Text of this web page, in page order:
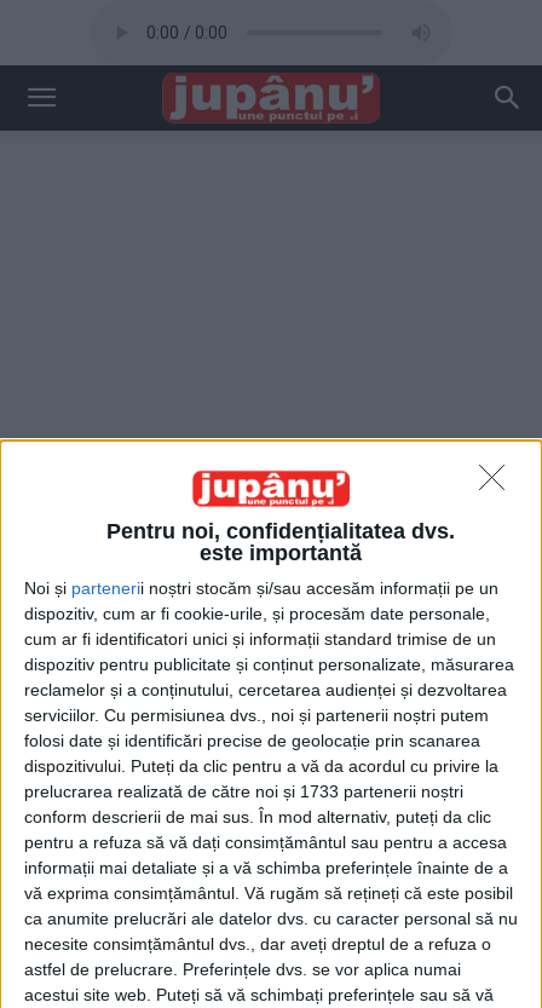
Pentru noi, confidențialitatea dvs.
este importantă
Noi și partenerii noștri stocăm și/sau accesăm informații pe un
dispozitiv, cum ar fi cookie-urile, și procesăm date personale,
cum ar fi identificatori unici și informații standard trimise de un
dispozitiv pentru publicitate și conținut personalizate, măsurarea
reclamelor și a conținutului, cercetarea audienței și dezvoltarea
serviciilor. Cu permisiunea dvs., noi și partenerii noștri putem
folosi date și identificări precise de geolocație prin scanarea
dispozitivului. Puteți da clic pentru a vă da acordul cu privire la
prelucrarea realizată de către noi și 1733 partenerii noștri
conform descrierii de mai sus. În mod alternativ, puteți da clic
pentru a refuza să vă dați consimțământul sau pentru a accesa
informații mai detaliate și a vă schimba preferințele înainte de a
vă exprima consimțământul. Vă rugăm să rețineți că este posibil
ca anumite prelucrări ale datelor dvs. cu caracter personal să nu
necesite consimțământul dvs., dar aveți dreptul de a refuza o
astfel de prelucrare. Preferințele dvs. se vor aplica numai
acestui site web. Puteți să vă schimbați preferințele sau să vă
Acasă Etichete Promovabilitate
Etichetă: promovabilitate